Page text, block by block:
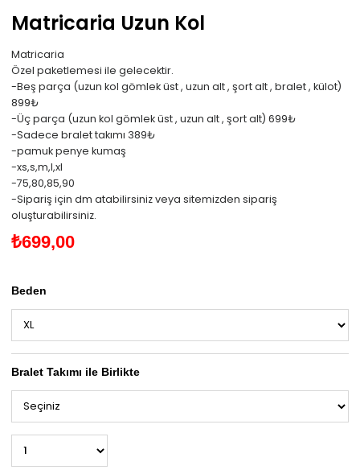
Matricaria Uzun Kol
Matricaria
Özel paketlemesi ile gelecektir.
-Beş parça (uzun kol gömlek üst , uzun alt , şort alt , bralet , külot)
899₺
-Üç parça (uzun kol gömlek üst , uzun alt , şort alt) 699₺
-Sadece bralet takımı 389₺
-pamuk penye kumaş
-xs,s,m,l,xl
-75,80,85,90
-Sipariş için dm atabilirsiniz veya sitemizden sipariş
oluşturabilirsiniz.
₺699,00
Beden
Bralet Takımı ile Birlikte